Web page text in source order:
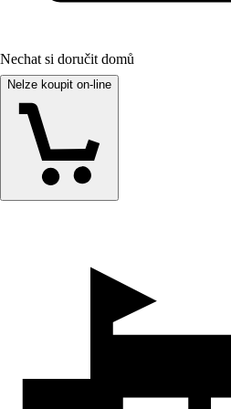
Nechat si doručit domů
Nelze koupit on-line